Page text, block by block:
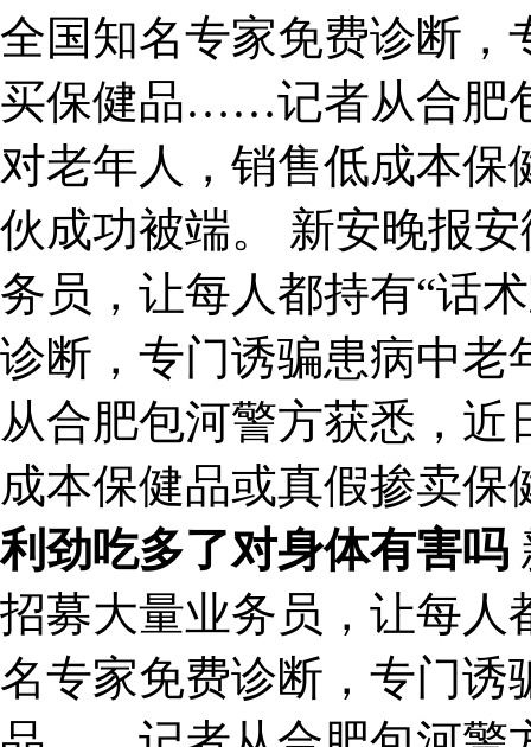
全国知名专家免费诊断，
买保健品……记者从合肥
对老年人，销售低成本
伙成功被端。 新安晚报
务员，让每人都持有“话
诊断，专门诱骗患病中
从合肥包河警方获悉，
成本保健品或真假掺卖
利劲吃多了对身体有害吗
招募大量业务员，让每人
名专家免费诊断，专门诱